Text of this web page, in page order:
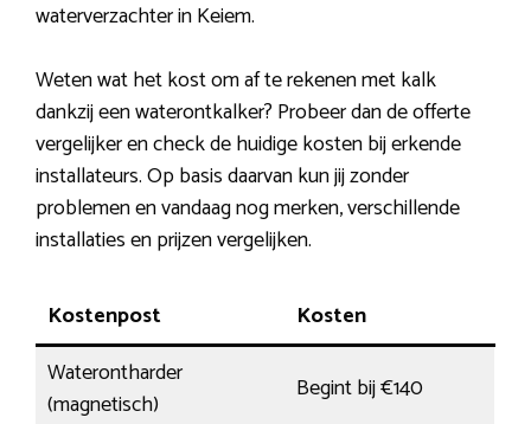
waterverzachter in Keiem.
Weten wat het kost om af te rekenen met kalk
dankzij een waterontkalker? Probeer dan de offerte
vergelijker en check de huidige kosten bij erkende
installateurs. Op basis daarvan kun jij zonder
problemen en vandaag nog merken, verschillende
installaties en prijzen vergelijken.
Kostenpost
Kosten
Waterontharder
(magnetisch)
Begint bij €140